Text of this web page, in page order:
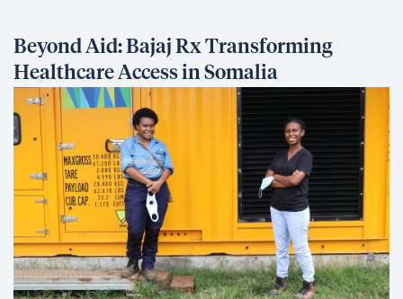
Beyond Aid: Bajaj Rx Transforming
Healthcare Access in Somalia